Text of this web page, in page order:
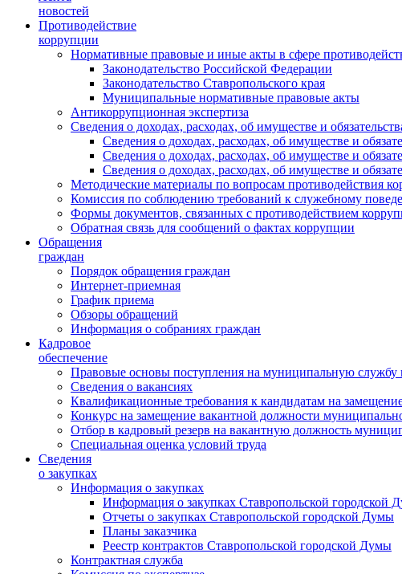
новостей
Противодействие
коррупции
Нормативные правовые и иные акты в сфере
Законодательство Российской Федерации
Законодательство Ставропольского края
Муниципальные нормативные правовые акты
Антикоррупционная экспертиза
Сведения о доходах, расходах, об имуществе и
Сведения о доходах, расходах, об имуществе и
Сведения о доходах, расходах, об имуществе и
Сведения о доходах, расходах, об имуществе и
Методические материалы по вопросам противодействия
Комиссия по соблюдению требований к служебному
Формы документов, связанных с противодействием
Обратная связь для сообщений о фактах коррупции
Обращения
граждан
Порядок обращения граждан
Интернет-приемная
График приема
Обзоры обращений
Информация о собраниях граждан
Кадровое
обеспечение
Правовые основы поступления на муниципальную службу
Сведения о вакансиях
Квалификационные требования к кандидатам на
Конкурс на замещение вакантной должности
Отбор в кадровый резерв на вакантную должность
Специальная оценка условий труда
Сведения
о закупках
Информация о закупках
Информация о закупках Ставропольской городской
Отчеты о закупках Ставропольской городской Думы
Планы заказчика
Реестр контрактов Ставропольской городской Думы
Контрактная служба